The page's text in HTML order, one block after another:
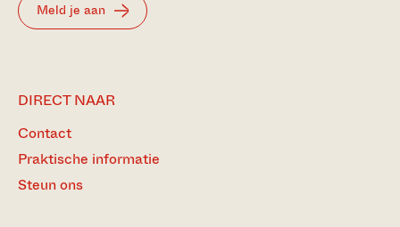
Meld je aan
DIRECT NAAR
Contact
Praktische informatie
Steun ons